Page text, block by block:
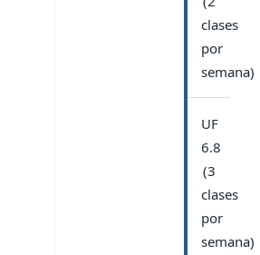
clases
por
semana)
UF
6.8
(3
clases
por
semana)